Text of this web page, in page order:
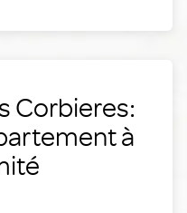
Corbieres:
à